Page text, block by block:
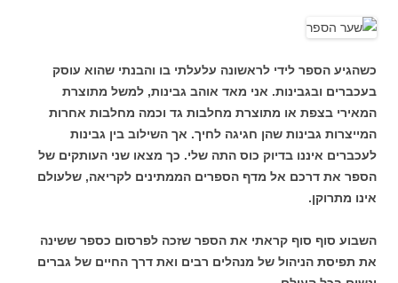
כשהגיע הספר לידי לראשונה עלעלתי בו והבנתי שהוא עוסק
בעכברים ובגבינות. אני מאד אוהב גבינות, למשל מתוצרת
המאירי בצפת או מתוצרת מחלבות גד וכמה מחלבות אחרות
המייצרות גבינות שהן חגיגה לחיך. אך השילוב בין גבינות
לעכברים איננו בדיוק כוס התה שלי. כך מצאו שני העותקים של
הספר את דרכם אל מדף הספרים הממתינים לקריאה, שלעולם
אינו מתרוקן.
השבוע סוף סוף קראתי את הספר שזכה לפרסום כספר ששינה
את תפיסת הניהול של מנהלים רבים ואת דרך החיים של גברים